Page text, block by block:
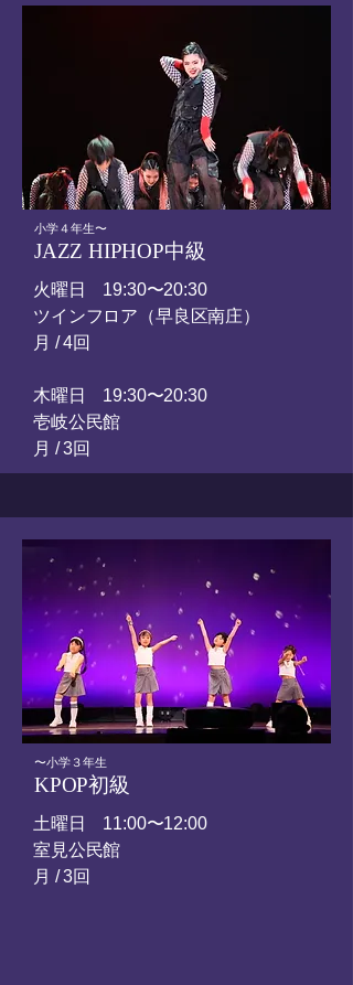
小学４年生〜
JAZZ HIPHOP中級
火曜日 19:30〜20:30
ツインフロア（早良区南庄）
​月 / 4回
木曜日 19:30〜20:30
壱岐公民館
​月 / 3回
〜小学３年生
KPOP初級
土曜日 11:00〜12:00
室見公民館
​月 / 3回